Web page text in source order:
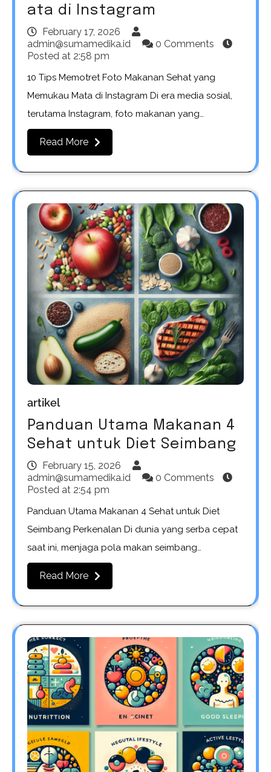
ata di Instagram
February 17, 2026
admin@sumamedika.id
0 Comments
Posted at 2:58 pm
10 Tips Memotret Foto Makanan Sehat yang
Memukau Mata di Instagram Di era media sosial,
terutama Instagram, foto makanan yang…
Read More
artikel
Panduan Utama Makanan 4
Sehat untuk Diet Seimbang
February 15, 2026
admin@sumamedika.id
0 Comments
Posted at 2:54 pm
Panduan Utama Makanan 4 Sehat untuk Diet
Seimbang Perkenalan Di dunia yang serba cepat
saat ini, menjaga pola makan seimbang…
Read More